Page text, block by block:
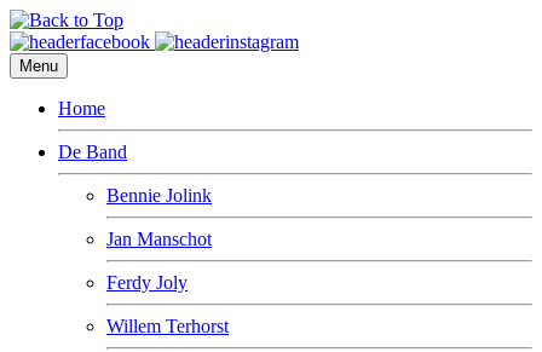
Menu
Home
De Band
Bennie Jolink
Jan Manschot
Ferdy Joly
Willem Terhorst